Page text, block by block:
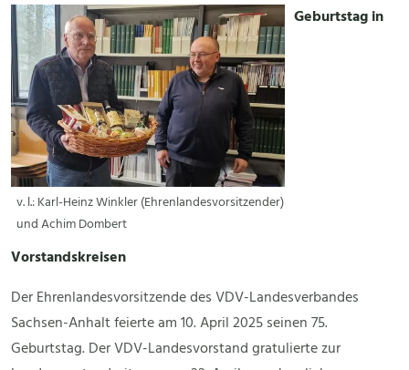
v. l.: Karl-Heinz Winkler (Ehrenlandesvorsitzender)
und Achim Dombert
Geburtstag in
Vorstandskreisen
Der Ehrenlandesvorsitzende des VDV-Landesverbandes
Sachsen-Anhalt feierte am 10. April 2025 seinen 75.
Geburtstag. Der VDV-Landesvorstand gratulierte zur